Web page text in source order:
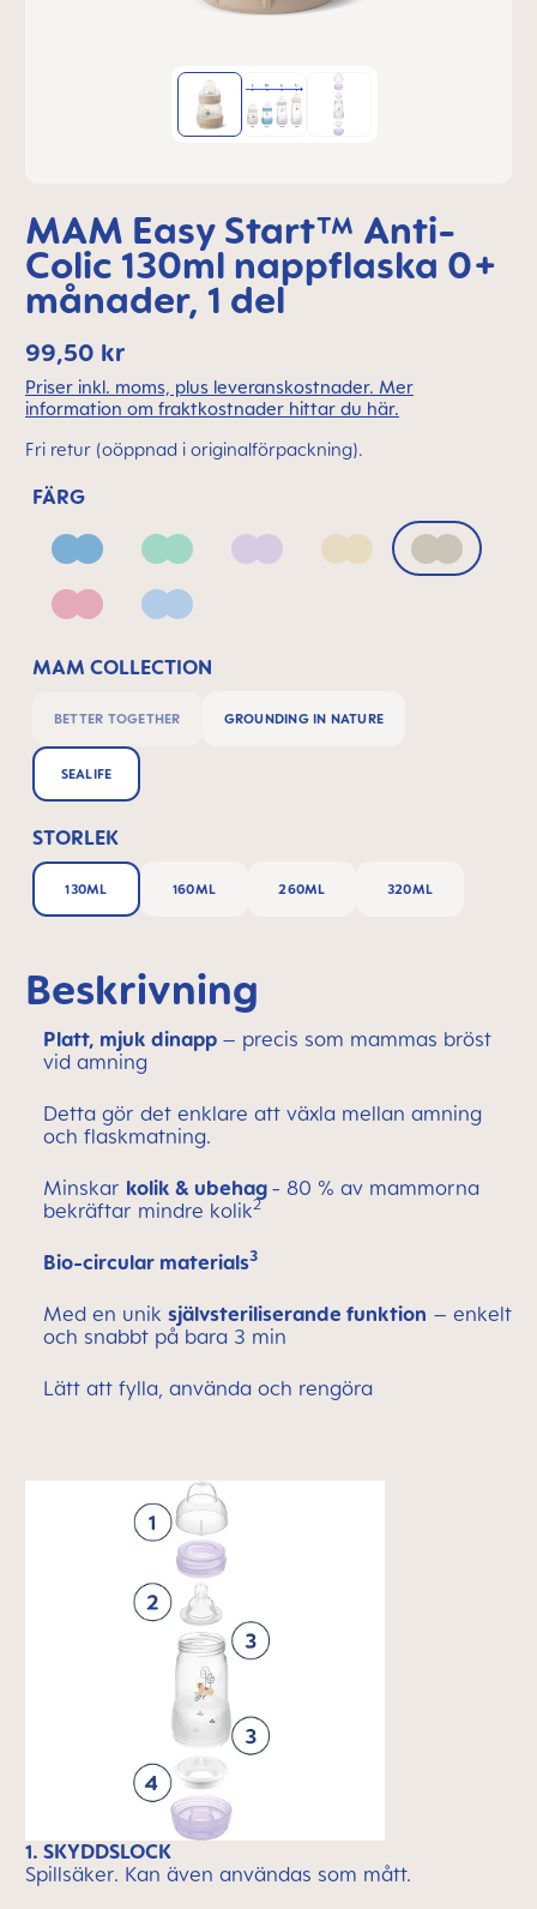
MAM Easy Start™ Anti-
Colic 130ml nappflaska 0+
månader, 1 del
99,50 kr
Priser inkl. moms, plus leveranskostnader. Mer
information om fraktkostnader hittar du här.
Fri retur (oöppnad i originalförpackning).
FÄRG
Blue Green Lilac Linen Neutral
Pink Powder Blue
MAM COLLECTION
BETTER TOGETHER GROUNDING IN NATURE
SEALIFE
STORLEK
130ML 160ML 260ML 320ML
Beskrivning
Platt, mjuk dinapp – precis som mammas bröst
vid amning
Detta gör det enklare att växla mellan amning
och flaskmatning.
Minskar kolik & ubehag - 80 % av mammorna
bekräftar mindre kolik2
Bio-circular materials3
Med en unik självsteriliserande funktion – enkelt
och snabbt på bara 3 min
Lätt att fylla, använda och rengöra
1. SKYDDSLOCK
Spillsäker. Kan även användas som mått.